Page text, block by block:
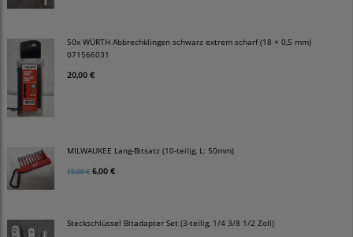
50x WÜRTH Abbrechklingen schwarz extrem scharf (18 × 0,5 mm)
071566031
20,00 €
MILWAUKEE Lang-Bitsatz (10-teilig, L: 50mm)
10,00 € 6,00 €
Steckschlüssel Bitadapter Set (3-teilig, 1/4 3/8 1/2 Zoll)